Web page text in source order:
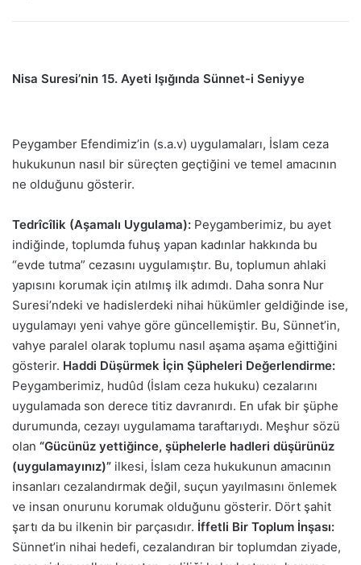
Nisa Suresi’nin 15. Ayeti Işığında Sünnet-i Seniyye
Peygamber Efendimiz’in (s.a.v) uygulamaları, İslam ceza
hukukunun nasıl bir süreçten geçtiğini ve temel amacının
ne olduğunu gösterir.
Tedrîcîlik (Aşamalı Uygulama): Peygamberimiz, bu ayet
indiğinde, toplumda fuhuş yapan kadınlar hakkında bu
“evde tutma” cezasını uygulamıştır. Bu, toplumun ahlaki
yapısını korumak için atılmış ilk adımdı. Daha sonra Nur
Suresi’ndeki ve hadislerdeki nihai hükümler geldiğinde ise,
uygulamayı yeni vahye göre güncellemiştir. Bu, Sünnet’in,
vahye paralel olarak toplumu nasıl aşama aşama eğittiğini
gösterir. Haddi Düşürmek İçin Şüpheleri Değerlendirme:
Peygamberimiz, hudûd (İslam ceza hukuku) cezalarını
uygulamada son derece titiz davranırdı. En ufak bir şüphe
durumunda, cezayı uygulamama taraftarıydı. Meşhur sözü
olan “Gücünüz yettiğince, şüphelerle hadleri düşürünüz
(uygulamayınız)” ilkesi, İslam ceza hukukunun amacının
insanları cezalandırmak değil, suçun yayılmasını önlemek
ve insan onurunu korumak olduğunu gösterir. Dört şahit
şartı da bu ilkenin bir parçasıdır. İffetli Bir Toplum İnşası:
Sünnet’in nihai hedefi, cezalandıran bir toplumdan ziyade,